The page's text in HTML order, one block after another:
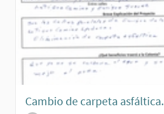
Cambio de carpeta asfáltica.